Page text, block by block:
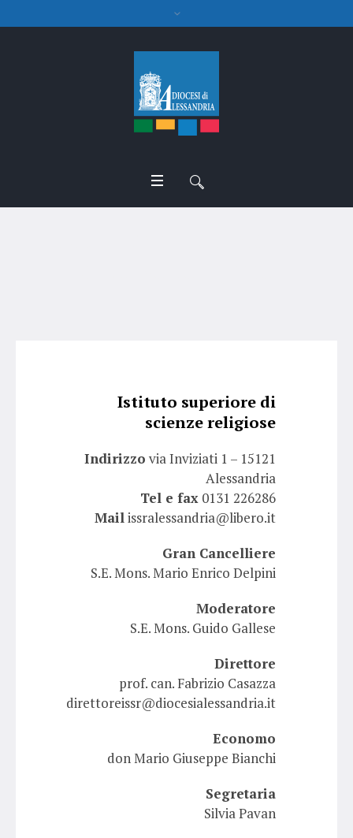
Istituto superiore di
scienze religiose
Indirizzo via Inviziati 1 – 15121
Alessandria
Tel e fax 0131 226286
Mailissralessandria@libero.it
Gran Cancelliere
S.E. Mons. Mario Enrico Delpini
Moderatore
S.E. Mons. Guido Gallese
Direttore
prof. can. Fabrizio Casazza
direttoreissr@diocesialessandria.it
Economo
don Mario Giuseppe Bianchi
Segretaria
Silvia Pavan